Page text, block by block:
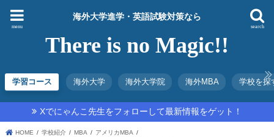
海外大学進学・英語試験対策なら
There is no Magic!!
search
menu
学習コース 海外大学 海外大学院 海外MBA 学校を探
Xでにゃんこ先生をフォローして最新情報をゲット！
HOME 学校紹介 MBA
アメリカMBA